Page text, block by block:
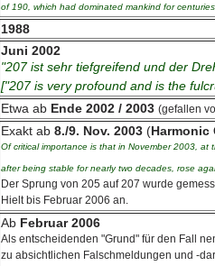
of 190, which had dominated mankind for
1988
Juni 2002
"207 ist sehr tiefgreifend und der
["207 is very profound and is the
Etwa ab Ende 2002 / 2003 (gefallen
Exakt ab8./9. Nov. 2003 (Harmonic
Of critical importance is that in November 2003,
after being stable for nearly two decades, rose
Der Sprung von 205 auf 207 wurde
Hielt bis Februar 2006 an.
Ab Februar 2006
Als entscheidenden "Grund" für den Fall
zu absichtlichen Falschmeldungen und -